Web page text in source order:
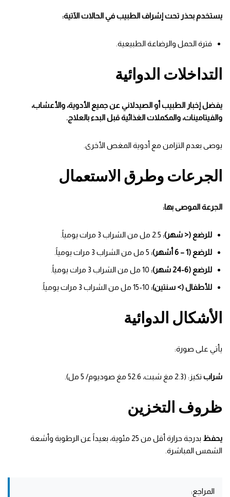
يستخدم بحذر تحت إشراف الطبيب في الحالات الآتية:
فترة الحمل والرضاعة الطبيعية.
التداخلات الدوائية
يفضل إخبار الطبيب أو الصيدلاني عن جميع الأدوية، والأعشاب،
والفيتامينات، والمكملات الغذائية قبل البدء بالعلاج.
يوصى بعدم التزامن مع أدوية المغص الأخرى.
الجرعات وطرق الاستعمال
الجرعة الموصى بها:
للرضع (< شهر):
للرضع (1 – 6 أشهر):
للرضع (6-24 شهر):
للأطفال (> سنتين):
الأشكال الدوائية
يأتي على صورة:
شراب تكيز: (2.3 مغ شبت، 52.6 مغ صوديوم/ 5 مل).
ظروف التخزين
يحفظ
بدرجة حرارة أقل من 25 مئوية، بعيداً عن الرطوبة وأشعة
الشمس المباشرة.
المراجع: